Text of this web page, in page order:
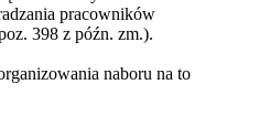
pracowników
398 z późn. zm.).
naboru na to